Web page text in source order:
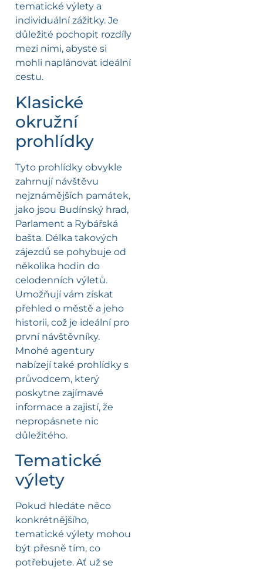
tematické výlety a
individuální zážitky. Je
důležité pochopit rozdíly
mezi nimi, abyste si
mohli naplánovat ideální
cestu.
Klasické
okružní
prohlídky
Tyto prohlídky obvykle
zahrnují návštěvu
nejznámějších památek,
jako jsou Budínský hrad,
Parlament a Rybářská
bašta. Délka takových
zájezdů se pohybuje od
několika hodin do
celodenních výletů.
Umožňují vám získat
přehled o městě a jeho
historii, což je ideální pro
první návštěvníky.
Mnohé agentury
nabízejí také prohlídky s
průvodcem, který
poskytne zajímavé
informace a zajistí, že
nepropásnete nic
důležitého.
Tematické
výlety
Pokud hledáte něco
konkrétnějšího,
tematické výlety mohou
být přesně tím, co
potřebujete. Ať už se